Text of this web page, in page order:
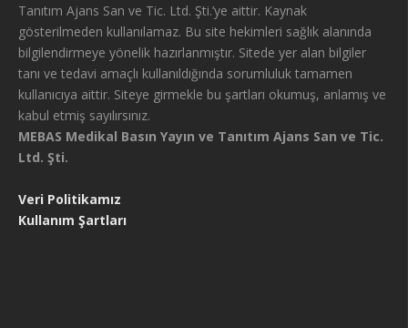
Tanıtım Ajans San ve Tic. Ltd. Şti.’ye aittir. Kaynak
gösterilmeden kullanılamaz. Bu site hekimleri sağlık alanında
bilgilendirmeye yönelik hazırlanmıştır. Sitede yer alan bilgiler
tanı ve tedavi amaçlı kullanıldığında sorumluluk tamamen
kullanıcıya aittir. Siteye girmekle bu şartları okumuş, anlamış ve
kabul etmiş sayılırsınız.
MEBAS Medikal Basın Yayın ve Tanıtım Ajans San ve Tic.
Ltd. Şti.
Veri Politikamız
Kullanım Şartları